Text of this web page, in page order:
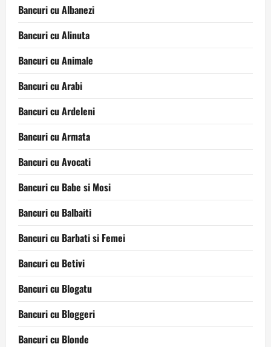
Bancuri cu Albanezi
Bancuri cu Alinuta
Bancuri cu Animale
Bancuri cu Arabi
Bancuri cu Ardeleni
Bancuri cu Armata
Bancuri cu Avocati
Bancuri cu Babe si Mosi
Bancuri cu Balbaiti
Bancuri cu Barbati si Femei
Bancuri cu Betivi
Bancuri cu Blogatu
Bancuri cu Bloggeri
Bancuri cu Blonde